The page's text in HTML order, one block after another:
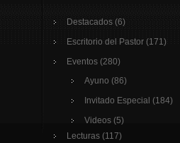
Destacados (6)
Escritorio del Pastor (171)
Eventos (280)
Ayuno (86)
Invitado Especial (184)
Videos (5)
Lecturas (117)